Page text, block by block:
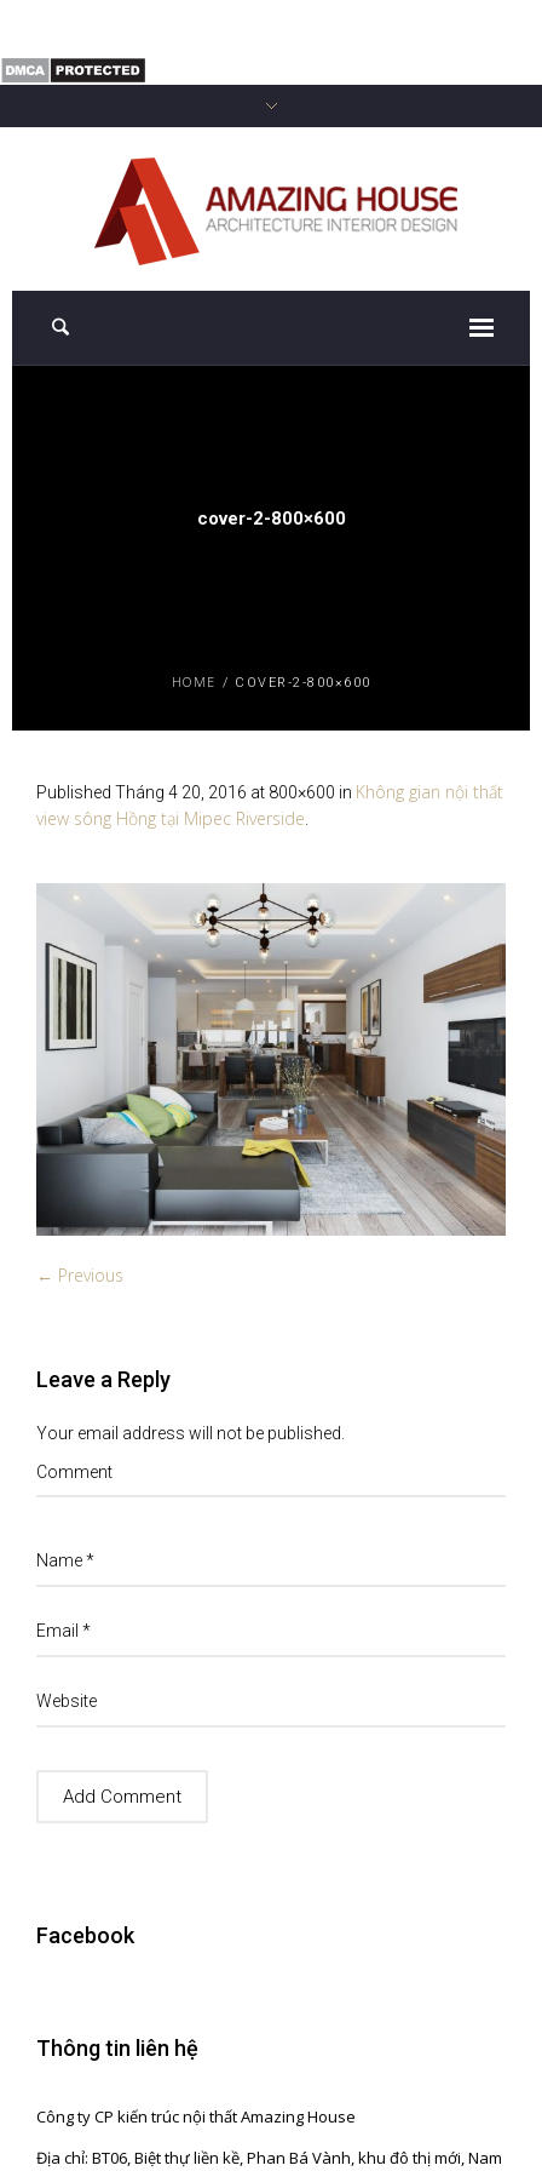
cover-2-800×600
HOME / COVER-2-800×600
Published Tháng 4 20, 2016 at 800×600 in Không gian nội thất
view sông Hồng tại Mipec Riverside.
← Previous
Leave a Reply
Your email address will not be published.
Comment
Name*
Email *
Website
Facebook
Thông tin liên hệ
Công ty CP kiến trúc nội thất Amazing House
Địa chỉ: BT06, Biệt thự liền kề, Phan Bá Vành, khu đô thị mới, Nam